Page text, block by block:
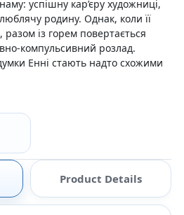
успішну кар’єру художниці,
родину. Однак, коли її
із горем повертається
компульсивний розлад.
Енні стають надто схожими
Product Details